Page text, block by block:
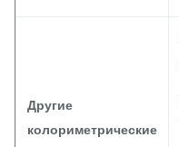
Другие
колориметрические